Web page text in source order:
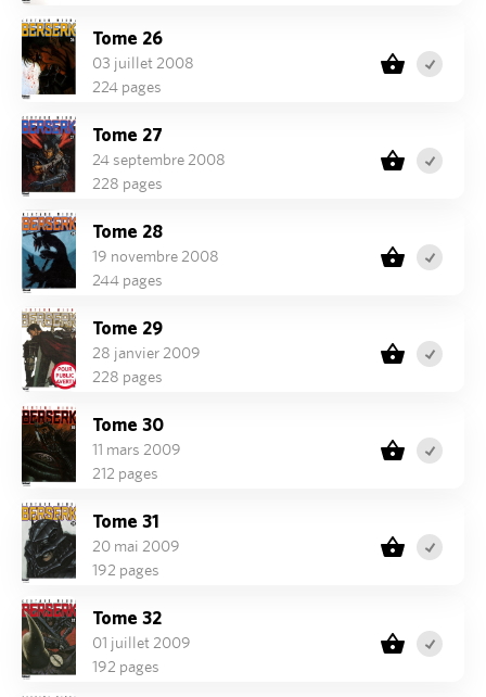
Tome 26
03 juillet 2008
224 pages
Tome 27
24 septembre 2008
228 pages
Tome 28
19 novembre 2008
244 pages
Tome 29
28 janvier 2009
228 pages
Tome 30
11 mars 2009
212 pages
Tome 31
20 mai 2009
192 pages
Tome 32
01 juillet 2009
192 pages